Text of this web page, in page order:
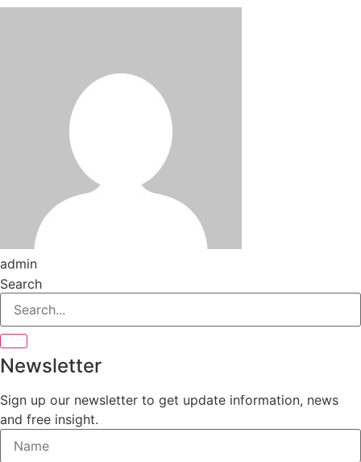
admin
Search
Newsletter
Sign up our newsletter to get update information, news
and free insight.